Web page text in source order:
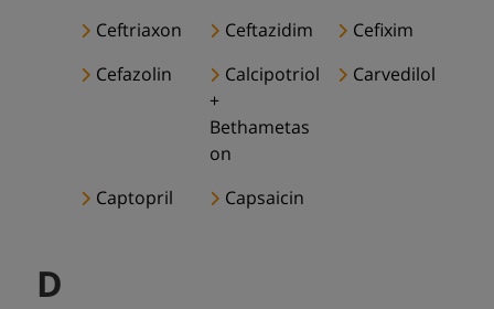
Ceftriaxon Ceftazidim
Cefixim
Cefazolin
Calcipotriol
+
Bethametas
on
Carvedilol
Captopril Capsaicin
D